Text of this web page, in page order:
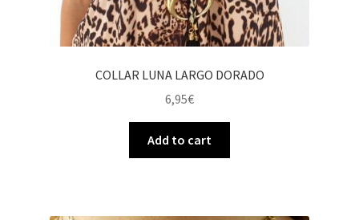
COLLAR LUNA LARGO DORADO
6,95€
Add to cart